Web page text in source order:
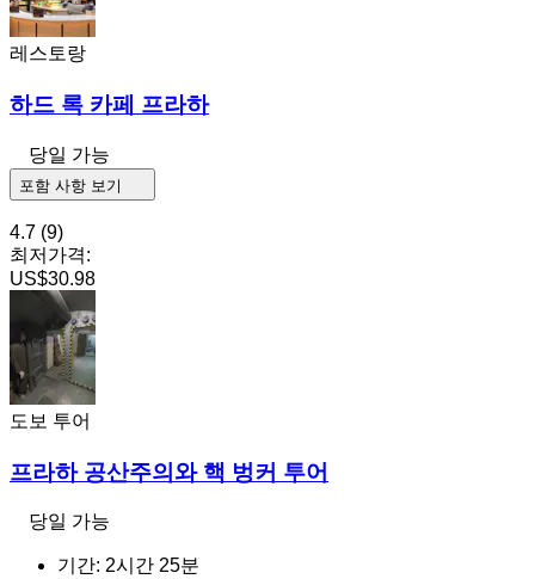
레스토랑
하드 록 카페 프라하
당일 가능
포함 사항 보기
4.7 (9)
최저가격:
US$30.98
도보 투어
프라하 공산주의와 핵 벙커 투어
당일 가능
기간: 2시간 25분